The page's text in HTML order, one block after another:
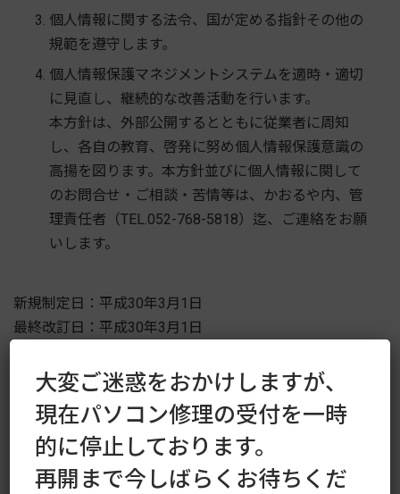
個人情報に関する法令、国が定める指針その他の
規範を遵守します。
個人情報保護マネジメントシステムを適時・適切
に見直し、継続的な改善活動を行います。
本方針は、外部公開するとともに従業者に周知
し、各自の教育、啓発に努め個人情報保護意識の
高揚を図ります。本方針並びに個人情報に関して
のお問合せ・ご相談・苦情等は、かおるや内、管
理責任者（TEL.052-768-5818）迄、ご連絡をお願
いします。
新規制定日：平成30年3月1日
最終改訂日：平成30年3月1日
代表 川上 城三郎
個人情報の取り扱いについて
当社では、個人情報を厳重に管理するために、以下の内
容を実施します。
大変ご迷惑をおかけしますが、
現在パソコン修理の受付を一時
的に停止しております。
再開まで今しばらくお待ちくだ